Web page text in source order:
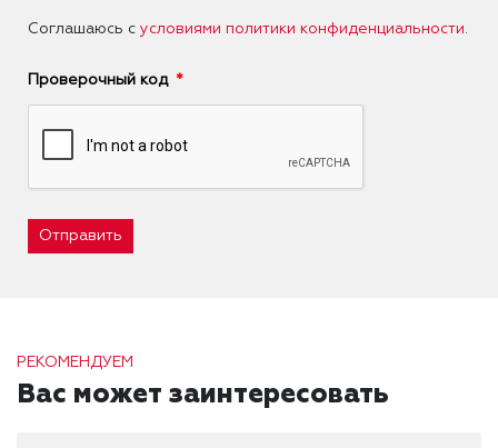
Соглашаюсь с условиями политики конфиденциальности
Проверочный код
Отправить
РЕКОМЕНДУЕМ
Вас может заинтересовать